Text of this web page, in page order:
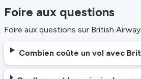
Foire aux questions
Foire aux questions sur British
Combien coûte un vol avec